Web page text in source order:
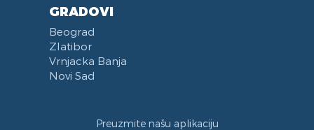
GRADOVI
Beograd
Zlatibor
Vrnjacka Banja
Novi Sad
Preuzmite našu aplikaciju